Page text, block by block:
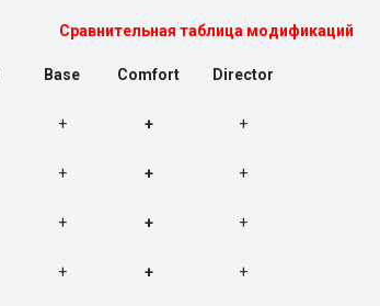
Сравнительная таблица модификаций
Base Comfort Director
+ + +
+ + +
+ + +
+ + +